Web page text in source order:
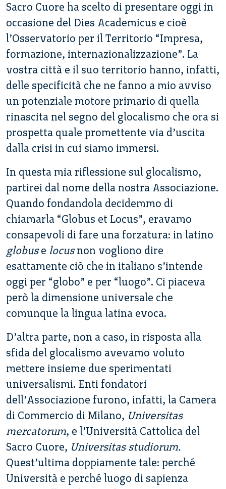
Sacro Cuore ha scelto di presentare oggi in
occasione del Dies Academicus e cioè
l’Osservatorio per il Territorio “Impresa,
formazione, internazionalizzazione”. La
vostra città e il suo territorio hanno, infatti,
delle specificità che ne fanno a mio avviso
un potenziale motore primario di quella
rinascita nel segno del glocalismo che ora si
prospetta quale promettente via d’uscita
dalla crisi in cui siamo immersi.
In questa mia riflessione sul glocalismo,
partirei dal nome della nostra Associazione.
Quando fondandola decidemmo di
chiamarla “Globus et Locus”, eravamo
consapevoli di fare una forzatura: in latino
globuse locusnon vogliono dire
esattamente ciò che in italiano s’intende
oggi per “globo” e per “luogo”. Ci piaceva
però la dimensione universale che
comunque la lingua latina evoca.
D’altra parte, non a caso, in risposta alla
sfida del glocalismo avevamo voluto
mettere insieme due sperimentati
universalismi. Enti fondatori
dell’Associazione furono, infatti, la Camera
di Commercio di Milano, Universitas
mercatorum, e l’Università Cattolica del
Sacro Cuore, Universitas studiorum.
Quest’ultima doppiamente tale: perché
Università e perché luogo di sapienza